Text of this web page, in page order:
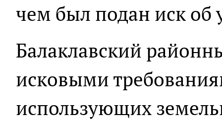
чем был подан иск об
Балаклавский
исковыми
использующих